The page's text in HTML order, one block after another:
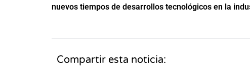
nuevos tiempos de desarrollos tecnológicos en la
Compartir esta noticia: